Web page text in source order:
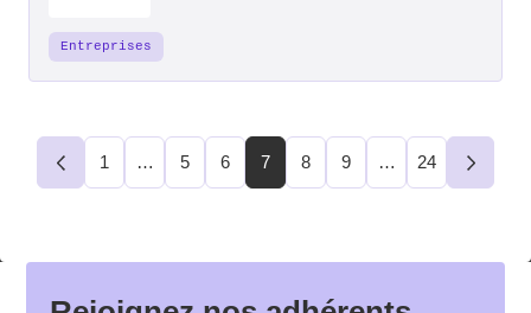
Entreprises
Précédent
1 … 5 6 7 8 9 … 24
Suivant